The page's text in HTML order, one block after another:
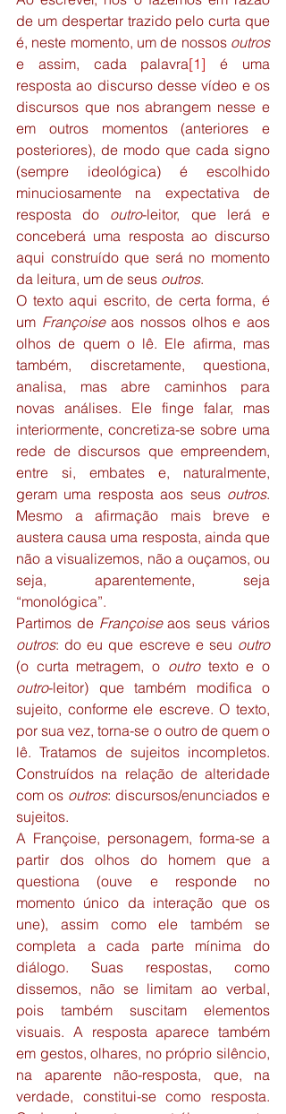
de um despertar trazido pelo curta que
é, neste momento, um de nossos outros
e assim, cada palavra[1] é uma
resposta ao discurso desse vídeo e os
discursos que nos abrangem nesse e
em outros momentos (anteriores e
posteriores), de modo que cada signo
(sempre ideológica) é escolhido
minuciosamente na expectativa de
resposta do outro-leitor, que lerá e
conceberá uma resposta ao discurso
aqui construído que será no momento
da leitura, um de seus outros.
O texto aqui escrito, de certa forma, é
um Françoise aos nossos olhos e aos
olhos de quem o lê. Ele afirma, mas
também, discretamente, questiona,
analisa, mas abre caminhos para
novas análises. Ele finge falar, mas
interiormente, concretiza-se sobre uma
rede de discursos que empreendem,
entre si, embates e, naturalmente,
geram uma resposta aos seus outros.
Mesmo a afirmação mais breve e
austera causa uma resposta, ainda que
não a visualizemos, não a ouçamos, ou
seja, aparentemente, seja
“monológica”.
Partimos de Françoise
outros: do eu que escreve e seu outro
(o curta metragem, o outro
outro-leitor) que também modifica o
sujeito, conforme ele escreve. O texto,
por sua vez, torna-se o outro de quem o
lê. Tratamos de sujeitos incompletos.
Construídos na relação de alteridade
com os outros: discursos/enunciados e
sujeitos.
A Françoise, personagem, forma-se a
partir dos olhos do homem que a
questiona (ouve e responde no
momento único da interação que os
une), assim como ele também se
completa a cada parte mínima do
diálogo. Suas respostas, como
dissemos, não se limitam ao verbal,
pois também suscitam elementos
visuais. A resposta aparece também
em gestos, olhares, no próprio silêncio,
na aparente não-resposta, que, na
verdade, constitui-se como resposta.